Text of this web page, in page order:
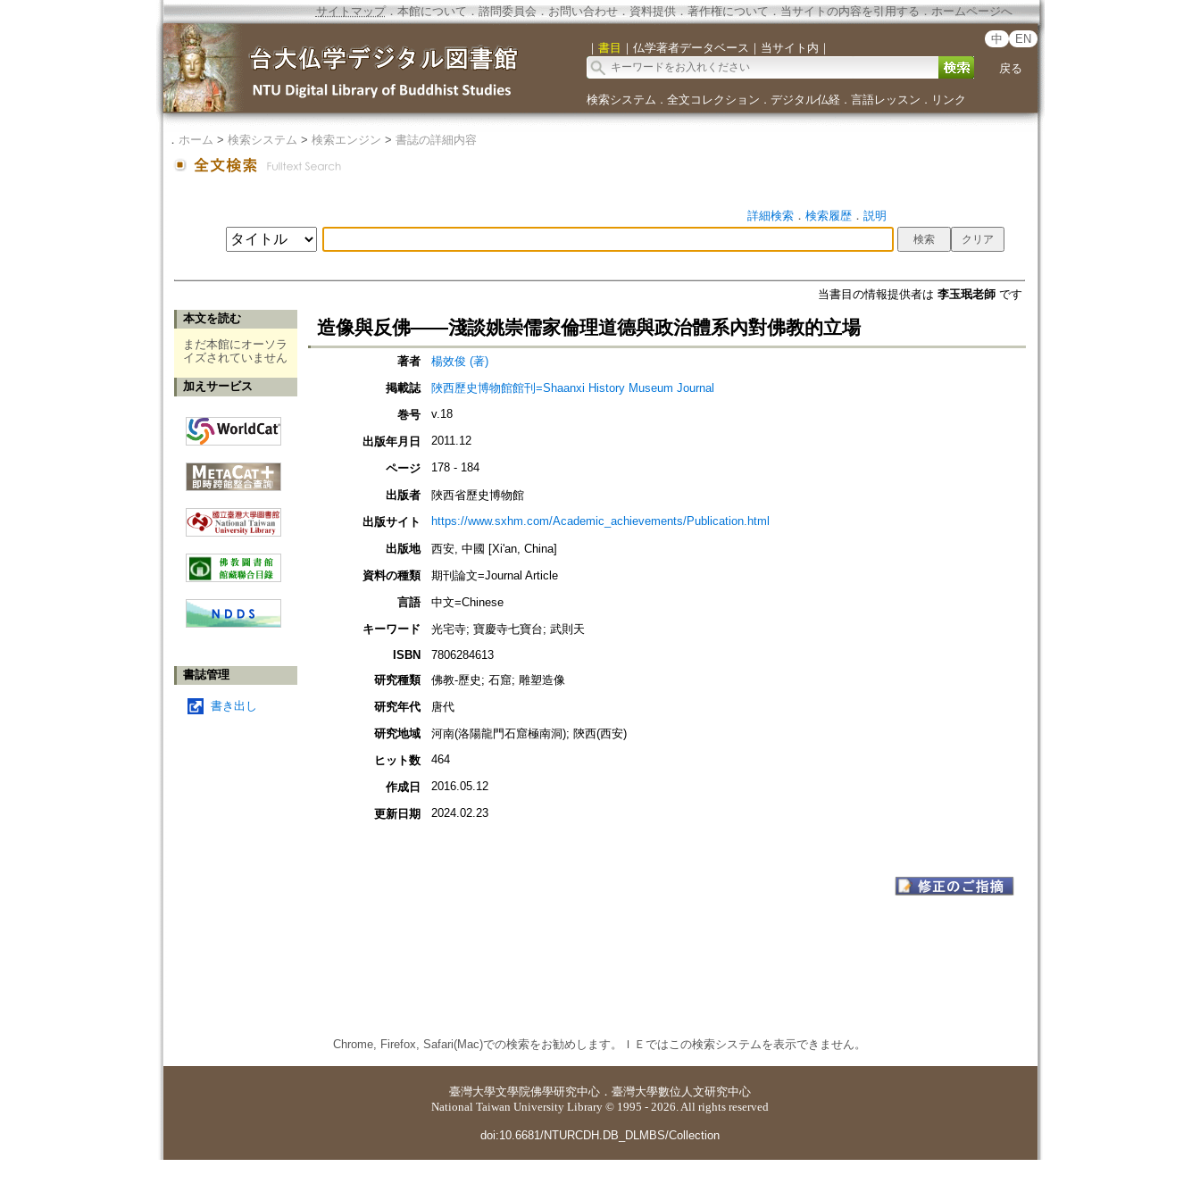
サイトマップ．本館について ． 諮問委員会． お問い合わせ． 資料提供． 著作権について．当サイトの内容を引用する ． ホームページへ
｜ 書目 ｜ 仏学著者データベース ｜ 当サイト内 ｜
中 EN
戻る
検索システム ． 全文コレクション ． デジタル仏経． 言語レッスン ． リンク
． ホーム > 検索システム > 検索エンジン > 書誌の詳細内容
詳細検索． 検索履歴． 説明
当書目の情報提供者は 李玉珉老師です
本文を読む
まだ本館にオーソラ
イズされていません
加えサービス
書誌管理
書き出し
造像與反佛——淺談姚崇儒家倫理道德與政治體系內對佛教的立場
著者
楊效俊 (著)
掲載誌
陜西歷史博物館館刊=Shaanxi History Museum Journal
巻号
v.18
出版年月日 2011.12
ページ 178 - 184
出版者
陜西省歷史博物館
出版サイト
https://www.sxhm.com/Academic_achievements/Publication.html
出版地
西安, 中國 [Xi'an, China]
資料の種類
期刊論文=Journal Article
言語
中文=Chinese
キーワード
光宅寺; 寶慶寺七寶台; 武則天
ISBN
7806284613
研究種類
佛教-歷史; 石窟; 雕塑造像
研究年代
唐代
研究地域
河南(洛陽龍門石窟極南洞); 陝西(西安)
ヒット数
464
作成日 2016.05.12
更新日期 2024.02.23
Chrome, Firefox, Safari(Mac)での検索をお勧めします。ＩＥではこの検索システムを表示できません。
臺灣大學文學院佛學研究中心 ． 臺灣大學數位人文研究中心
National Taiwan University Library © 1995 - 2026. All rights reserved
doi:10.6681/NTURCDH.DB_DLMBS/Collection